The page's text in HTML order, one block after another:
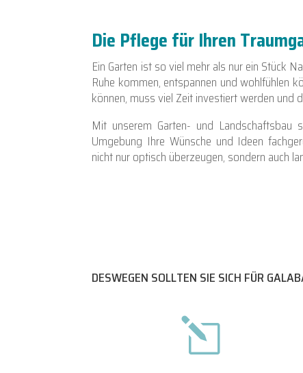
Die Pflege für Ihren
Ein Garten ist so viel mehr als nur ein Stück
Ruhe kommen, entspannen und wohlfühlen
können, muss viel Zeit investiert werden und
Mit unserem Garten- und Landschaftsbau
Umgebung Ihre Wünsche und Ideen
nicht nur optisch überzeugen, sondern auch
DESWEGEN SOLLTEN SIE SICH FÜR
l